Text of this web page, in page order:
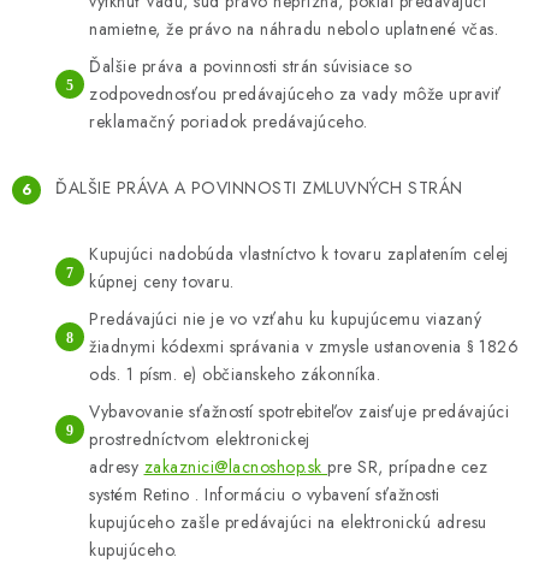
namietne, že právo na náhradu nebolo uplatnené včas.
Ďalšie práva a povinnosti strán súvisiace so
zodpovednosťou predávajúceho za vady môže upraviť
reklamačný poriadok predávajúceho.
ĎALŠIE PRÁVA A POVINNOSTI ZMLUVNÝCH STRÁN
Kupujúci nadobúda vlastníctvo k tovaru zaplatením celej
kúpnej ceny tovaru.
Predávajúci nie je vo vzťahu ku kupujúcemu viazaný
žiadnymi kódexmi správania v zmysle ustanovenia § 1826
ods. 1 písm. e) občianskeho zákonníka.
Vybavovanie sťažností spotrebiteľov zaisťuje predávajúci
prostredníctvom elektronickej
adresy zakaznici@lacnoshop.sk pre SR, prípadne cez
systém Retino . Informáciu o vybavení sťažnosti
kupujúceho zašle predávajúci na elektronickú adresu
kupujúceho.